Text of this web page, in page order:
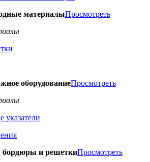
материалыПросмотреть
оборудованиеПросмотреть
указатели
бордюры и решеткиПросмотреть